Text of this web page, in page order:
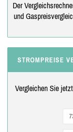
Der
und
STROMPREISE
Vergleichen Sie